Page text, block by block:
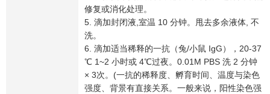
修复或消化处理。
5. 滴加封闭液,室温 10 分钟。甩去多余液体, 不
洗。
6. 滴加适当稀释的一抗（兔/小鼠 IgG），20-37
℃ 1~2 小时或 4℃过夜。0.01M PBS 洗 2 分钟
× 3次。(一抗的稀释度、孵育时间、温度与染色
强度、背景有直接关系。一般来说，阳性染色强